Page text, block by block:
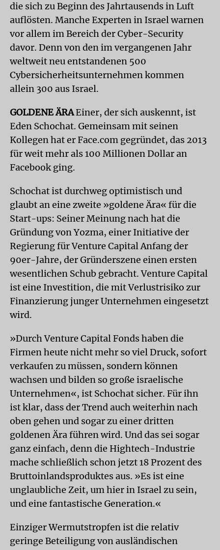
die sich zu Beginn des Jahrtausends in Luft
auflösten. Manche Experten in Israel warnen
vor allem im Bereich der Cyber-Security
davor. Denn von den im vergangenen Jahr
weltweit neu entstandenen 500
Cybersicherheitsunternehmen kommen
allein 300 aus Israel.
GOLDENE ÄRAEiner, der sich auskennt, ist
Eden Schochat. Gemeinsam mit seinen
Kollegen hat er Face.com gegründet, das 2013
für weit mehr als 100 Millionen Dollar an
Facebook ging.
Schochat ist durchweg optimistisch und
glaubt an eine zweite »goldene Ära« für die
Start-ups: Seiner Meinung nach hat die
Gründung von Yozma, einer Initiative der
Regierung für Venture Capital Anfang der
90er-Jahre, der Gründerszene einen ersten
wesentlichen Schub gebracht. Venture Capital
ist eine Investition, die mit Verlustrisiko zur
Finanzierung junger Unternehmen eingesetzt
wird.
»Durch Venture Capital Fonds haben die
Firmen heute nicht mehr so viel Druck, sofort
verkaufen zu müssen, sondern können
wachsen und bilden so große israelische
Unternehmen«, ist Schochat sicher. Für ihn
ist klar, dass der Trend auch weiterhin nach
oben gehen und sogar zu einer dritten
goldenen Ära führen wird. Und das sei sogar
ganz einfach, denn die Hightech-Industrie
mache schließlich schon jetzt 18 Prozent des
Bruttoinlandsproduktes aus. »Es ist eine
unglaubliche Zeit, um hier in Israel zu sein,
und eine fantastische Generation.«
Einziger Wermutstropfen ist die relativ
geringe Beteiligung von ausländischen